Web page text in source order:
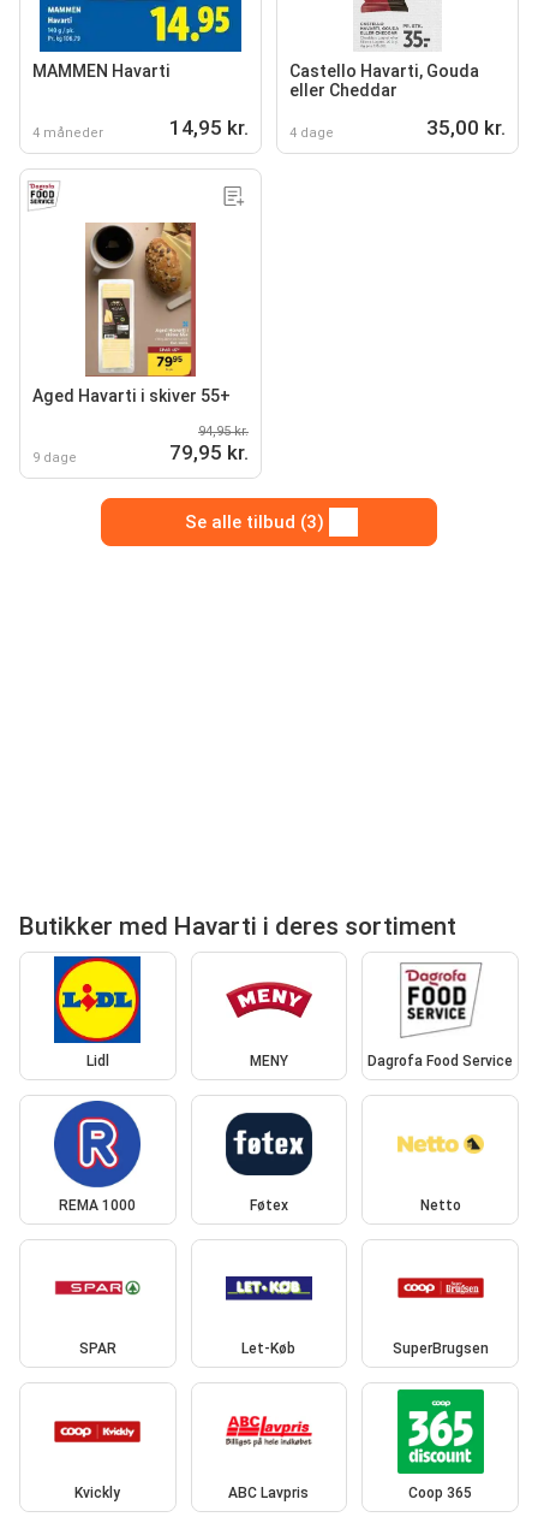
MAMMEN Havarti
4 måneder 14,95 kr.
Castello Havarti, Gouda
eller Cheddar
4 dage 35,00 kr.
Aged Havarti i skiver 55+
9 dage
94,95 kr.
79,95 kr.
Se alle tilbud (3)
Butikker med Havarti i deres sortiment
Lidl MENY Dagrofa Food Service
REMA 1000 Føtex Netto
SPAR Let-Køb SuperBrugsen
Kvickly ABC Lavpris Coop 365